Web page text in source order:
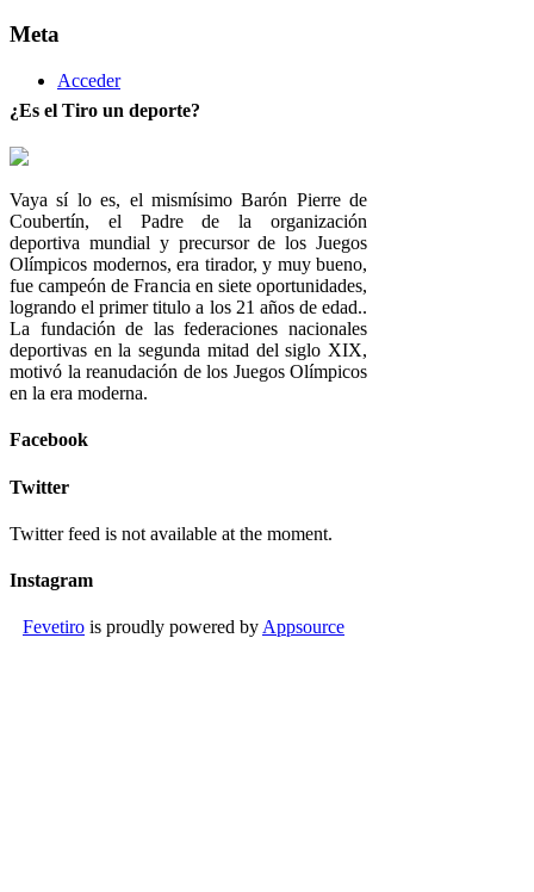
Meta
Acceder
¿Es el Tiro un deporte?
Vaya sí lo es, el mismísimo Barón Pierre de
Coubertín, el Padre de la organización
deportiva mundial y precursor de los Juegos
Olímpicos modernos, era tirador, y muy bueno,
fue campeón de Francia en siete oportunidades,
logrando el primer titulo a los 21 años de edad..
La fundación de las federaciones nacionales
deportivas en la segunda mitad del siglo XIX,
motivó la reanudación de los Juegos Olímpicos
en la era moderna.
Facebook
Twitter
Twitter feed is not available at the moment.
Instagram
Fevetiro is proudly powered byAppsource